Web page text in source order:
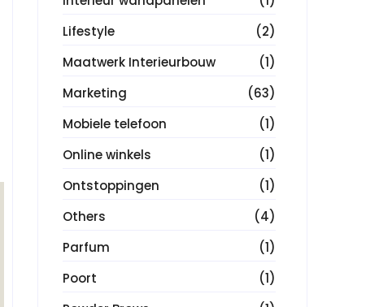
Lifestyle
(2)
Maatwerk Interieurbouw
(1)
Marketing
(63)
Mobiele telefoon
(1)
Online winkels
(1)
Ontstoppingen
(1)
Others
(4)
Parfum
(1)
Poort
(1)